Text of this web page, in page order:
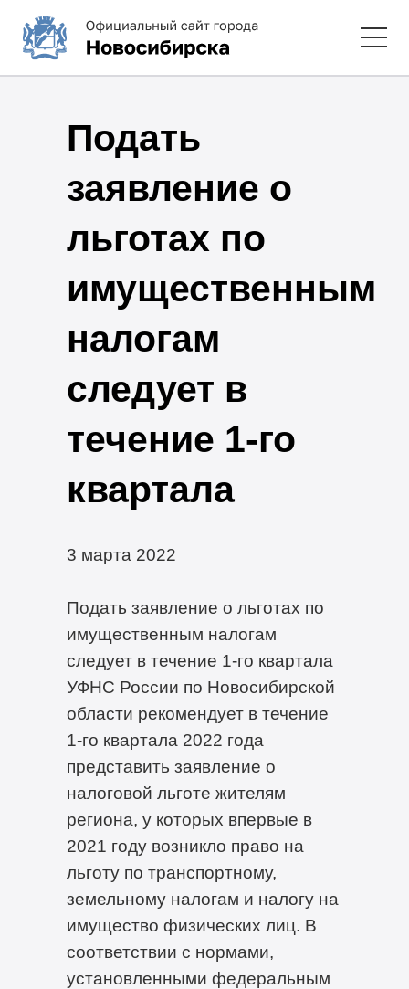
Подать
заявление о
льготах по
имущественным
налогам
следует в
течение 1-го
квартала
3 марта 2022
Подать заявление о льготах по
имущественным налогам
следует в течение 1-го квартала
УФНС России по Новосибирской
области рекомендует в течение
1-го квартала 2022 года
представить заявление о
налоговой льготе жителям
региона, у которых впервые в
2021 году возникло право на
льготу по транспортному,
земельному налогам и налогу на
имущество физических лиц. В
соответствии с нормами,
установленными федеральным